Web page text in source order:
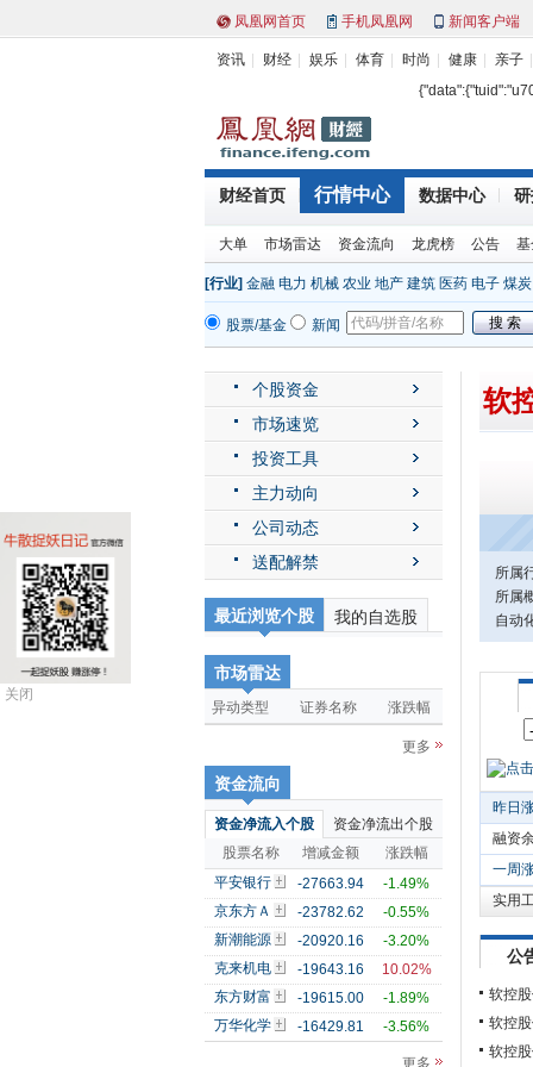
关闭
凤凰网首页 手机凤凰网 新闻客户端
资讯 财经 娱乐 体育 时尚 健康
亲子
财经首页 行情中心 数据中心
大单 市场雷达 资金流向 龙虎榜 公告
[行业] 金融 电力 机械 农业 地产 建筑 医药 电子 煤炭
股票/基金 新闻
个股资金
市场速览
投资工具
主力动向
公司动态
送配解禁
最近浏览个股 我的自选股
市场雷达
异动类型 证券名称 涨跌幅
更多
资金流向
资金净流入个股
资金净流出个股
股票名称
增减金额
涨跌幅
平安银行
-27663.94
-1.49%
京东方Ａ
-23782.62
-0.55%
新潮能源
-20920.16
-3.20%
克来机电
-19643.16
10.02%
东方财富
-19615.00
-1.89%
万华化学
-16429.81 -3.56%
更多
软
所属
所属
自动
昨日
融资
一周
实用
公
软控
软控
软控